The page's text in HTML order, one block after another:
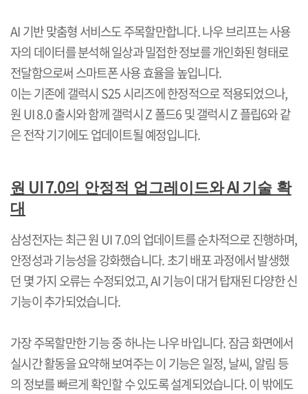
AI기반 맞춤형 서비스도 주목할만합니다.나우 브리프는 사용
자의 데이터를 분석해 일상과 밀접한 정보를 개인화된 형태로
전달함으로써 스마트폰 사용 효율을 높입니다.
이는 기존에 갤럭시 S25시리즈에 한정적으로 적용되었으나,
원 UI 8.0출시와 함께 갤럭시Z폴드6및 갤럭시Z플립6와 같
은 전작 기기에도 업데이트될 예정입니다.
원 UI 7.0의 안정적 업그레이드와AI 기술 확
대
삼성전자는 최근 원 UI 7.0의 업데이트를 순차적으로 진행하며,
안정성과 기능성을 강화했습니다.초기 배포 과정에서 발생했
던 몇 가지 오류는 수정되었고, AI기능이 대거 탑재된 다양한 신
기능이 추가되었습니다.
가장 주목할만한 기능 중 하나는 나우 바입니다.잠금 화면에서
실시간 활동을 요약해 보여주는 이 기능은 일정,날씨,알림 등
의 정보를 빠르게 확인할 수 있도록 설계되었습니다.이 밖에도